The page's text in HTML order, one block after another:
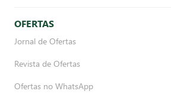
OFERTAS
Jornal de Ofertas
Revista de Ofertas
Ofertas no WhatsApp